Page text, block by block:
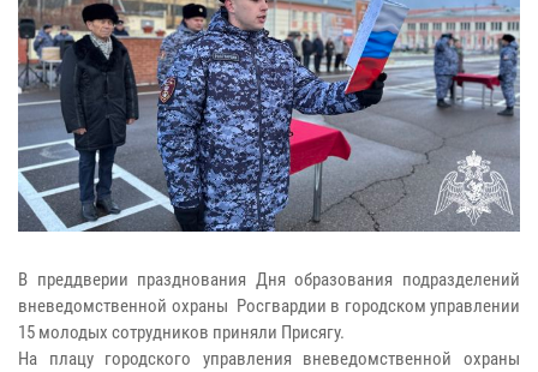
В преддверии празднования Дня образования подразделений
вневедомственной охраны Росгвардии в городском управлении
15 молодых сотрудников приняли Присягу.
На плацу городского управления вневедомственной охраны